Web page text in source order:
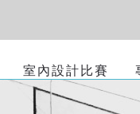
室內設計比賽